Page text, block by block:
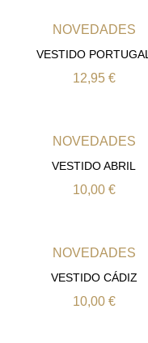
NOVEDADES
VESTIDO PORTUGAL
12,95 €
NOVEDADES
VESTIDO ABRIL
10,00 €
NOVEDADES
VESTIDO CÁDIZ
10,00 €